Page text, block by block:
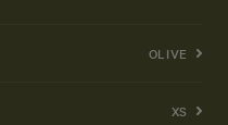
OLIVE
XS